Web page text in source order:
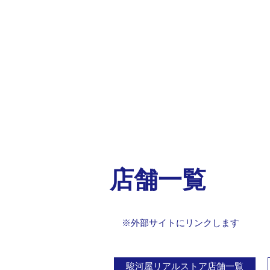
店舗一覧
※外部サイトにリンクします
駿河屋リアルストア店舗一覧